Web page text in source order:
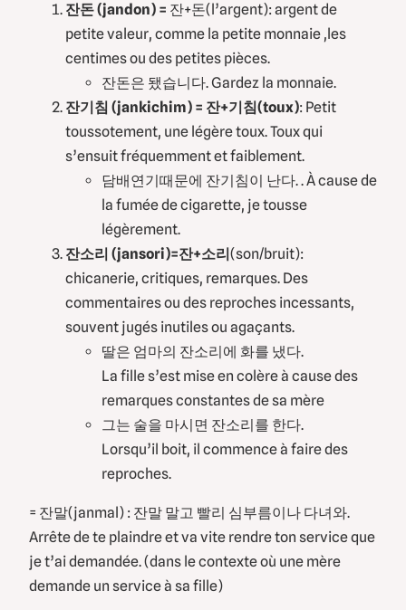
잔돈 (jandon) = 잔+돈(l’argent): argent de
petite valeur, comme la petite monnaie ,les
centimes ou des petites pièces.
잔돈은 됐습니다. Gardez la monnaie.
잔기침 (jankichim) = 잔+기침(toux): Petit
toussotement, une légère toux. Toux qui
s’ensuit fréquemment et faiblement.
담배연기때문에 잔기침이 난다. . À cause de
la fumée de cigarette, je tousse
légèrement.
잔소리 (jansori)=잔+소리 (son/bruit):
chicanerie, critiques, remarques. Des
commentaires ou des reproches incessants,
souvent jugés inutiles ou agaçants.
딸은 엄마의 잔소리에 화를 냈다.
La fille s’est mise en colère à cause des
remarques constantes de sa mère
그는 술을 마시면 잔소리를 한다.
Lorsqu’il boit, il commence à faire des
reproches.
= 잔말(janmal) : 잔말 말고 빨리 심부름이나 다녀와.
Arrête de te plaindre et va vite rendre ton service que
je t’ai demandée. (dans le contexte où une mère
demande un service à sa fille)